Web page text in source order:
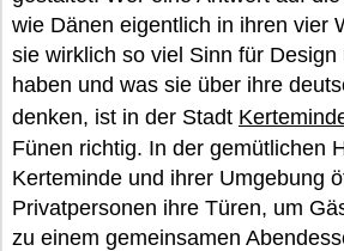
wie Dänen eigentlich in ihren vier
sie wirklich so viel Sinn für Design
haben und was sie über ihre
denken, ist in der Stadt
Fünen richtig. In der gemütlichen
Kerteminde und ihrer Umgebung
Privatpersonen ihre Türen, um
zu einem gemeinsamen